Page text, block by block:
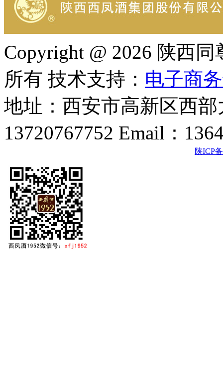
Copyright @ 2026 陕西
所有 技术支持： 电子商
地址：西安市高新区西
13720767752 Email：
陕ICP